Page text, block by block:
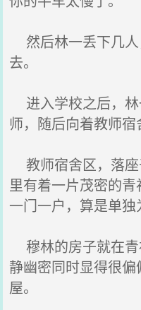
然后林一丢下几
去。
进入学校之后，
师，随后向着教师宿
教师宿舍区，落
里有着一片茂密的
一门一户，算是单独
穆林的房子就在
静幽密同时显得很
屋。